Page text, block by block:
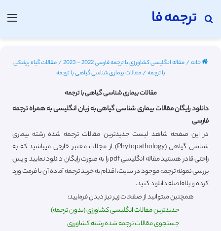
ترجمه فا
جستجو برای
خانه/مقاله انگلیسی کشاورزی با ترجمه فارسی 2022 - 2023 /مقالات گیاه پزشکی
با ترجمه/مقالات بیماری شناسی گیاهی با ترجمه
مقالات بیماری شناسی گیاهی با ترجمه
دانلود رایگان مقالات بیماری شناسی گیاهی به زبان انگلیسی به همراه ترجمه
فارسی
در این صفحه شاهد لیست جدیدترین مقالات ترجمه شده رشته بیماری
شناسی گیاهی (Phytopathology) از مجلات معتبر خارجی میباشید که به
راحتی قادر هستید مقاله انگلیسی pdf را به صورت رایگان دانلود نمایید و پس
بررسی نمونه ترجمه موجود در سایت، اقدام به خرید ترجمه آماده آن با فرمت ورد
کرده و بلافاصله دانلود کنید.
همچنین میتوانید از صفحات زیر نیز دیدن فرمایید:
جدیدترین مقالات انگلیسی کشاورزی (بدون ترجمه)
جستجوی مقالات ترجمه شده رشته کشاورزی